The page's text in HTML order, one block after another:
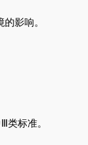
影响。
Ⅲ类标准。